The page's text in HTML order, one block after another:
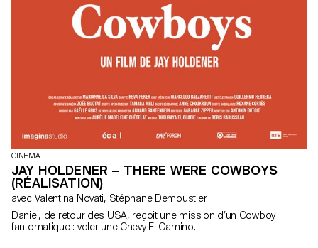
CINEMA
JAY HOLDENER – THERE WERE COWBOYS
(RÉALISATION)
avec Valentina Novati, Stéphane Demoustier
Daniel, de retour des USA, reçoit une mission d’un Cowboy
fantomatique : voler une Chevy El Camino.